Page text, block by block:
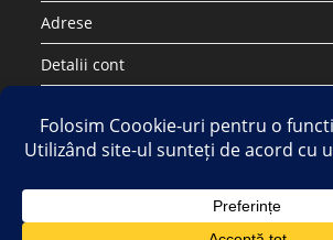
Adrese
Detalii cont
Copyright 2026 - Strategic